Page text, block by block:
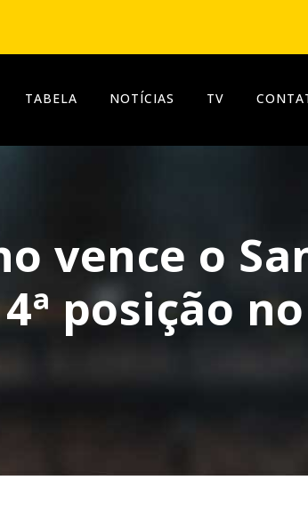
TABELA NOTÍCIAS TV
vence o
posição no